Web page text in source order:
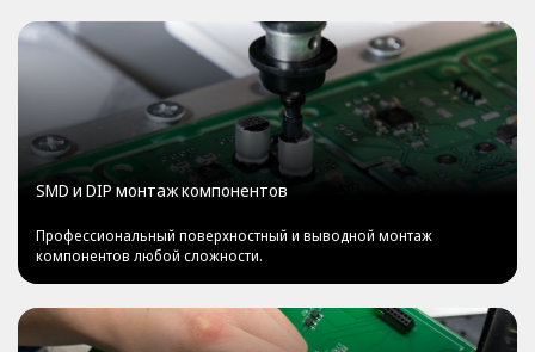
SMD и DIP монтаж компонентов
Профессиональный поверхностный и выводной монтаж
компонентов любой сложности.